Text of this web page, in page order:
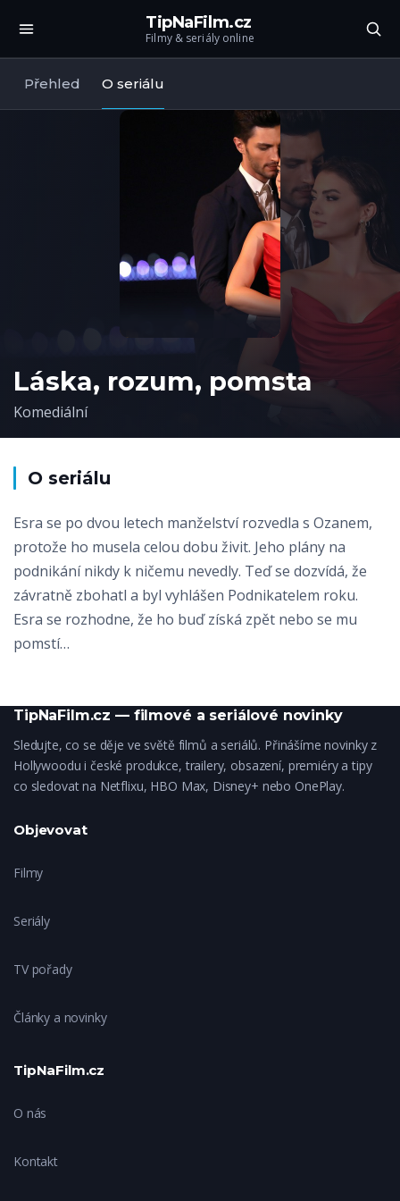
TipNaFilm.cz
Filmy & seriály online
Přehled O seriálu
Láska, rozum, pomsta
Komediální
O seriálu
Esra se po dvou letech manželství rozvedla s Ozanem,
protože ho musela celou dobu živit. Jeho plány na
podnikání nikdy k ničemu nevedly. Teď se dozvídá, že
závratně zbohatl a byl vyhlášen Podnikatelem roku.
Esra se rozhodne, že ho buď získá zpět nebo se mu
pomstí…
TipNaFilm.cz — filmové a seriálové novinky
Sledujte, co se děje ve světě filmů a seriálů. Přinášíme novinky z
Hollywoodu i české produkce, trailery, obsazení, premiéry a tipy
co sledovat na Netflixu, HBO Max, Disney+ nebo OnePlay.
Objevovat
Filmy
Seriály
TV pořady
Články a novinky
TipNaFilm.cz
O nás
Kontakt